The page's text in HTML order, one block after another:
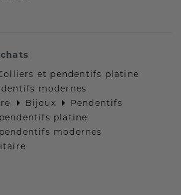
et pendentifs platine
modernes
Bijoux
Pendentifs
platine
modernes